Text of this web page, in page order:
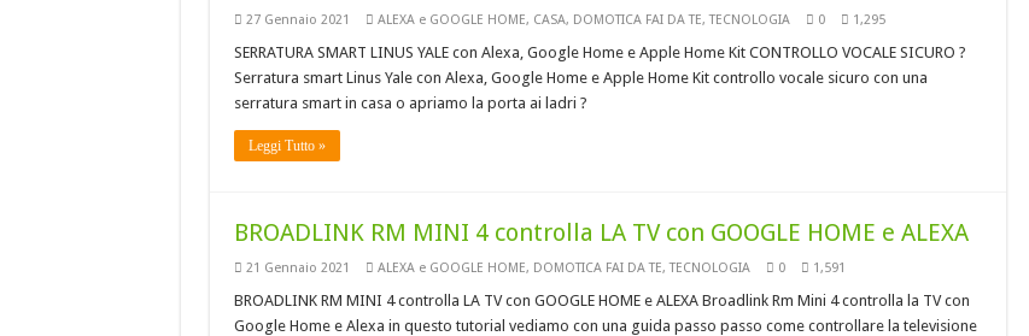
27 Gennaio 2021 ALEXA e GOOGLE HOME, CASA, DOMOTICA FAI DA TE,TECNOLOGIA 0 1,295
SERRATURA SMART LINUS YALE con Alexa, Google Home e Apple Home Kit CONTROLLO VOCALE SICURO ?
Serratura smart Linus Yale con Alexa, Google Home e Apple Home Kit controllo vocale sicuro con una
serratura smart in casa o apriamo la porta ai ladri ?
Leggi Tutto »
BROADLINK RM MINI 4 controlla LA TV con GOOGLE HOME e ALEXA
21 Gennaio 2021 ALEXA e GOOGLE HOME, DOMOTICA FAI DA TE,TECNOLOGIA 0 1,591
BROADLINK RM MINI 4 controlla LA TV con GOOGLE HOME e ALEXA Broadlink Rm Mini 4 controlla la TV con
Google Home e Alexa in questo tutorial vediamo con una guida passo passo come controllare la televisione